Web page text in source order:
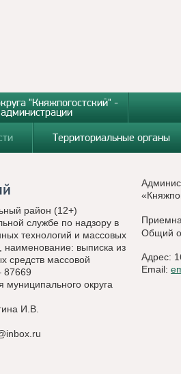
"Княжпогостский" -
Территориальные органы
район (12+)
службе по надзору в
технологий и массовых
наименование: выписка из
средств массовой
округа
И.В.
Общий
Адрес:
Email: